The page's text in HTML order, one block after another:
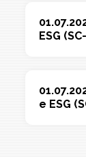
ESG
e ESG